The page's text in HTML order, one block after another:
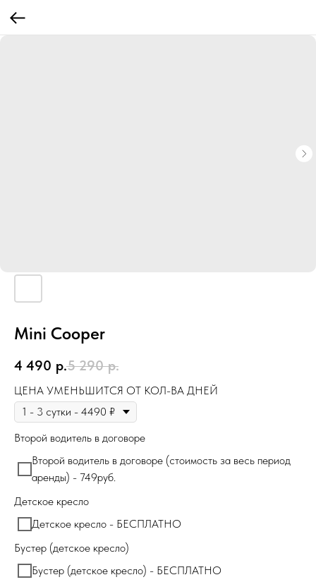
Mini Cooper
4 490 р.5 290 р.
ЦЕНА УМЕНЬШИТСЯ ОТ КОЛ-ВА ДНЕЙ
Второй водитель в договоре
Второй водитель в договоре (стоимость за весь период
аренды) - 749руб.
Детское кресло
Детское кресло - БЕСПЛАТНО
Бустер (детское кресло)
Бустер (детское кресло) - БЕСПЛАТНО